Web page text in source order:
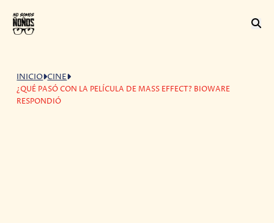
INICIO CINE
¿QUÉ PASÓ CON LA PELÍCULA DE MASS EFFECT? BIOWARE
RESPONDIÓ